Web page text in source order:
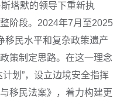
塔默的领导下重新执
阶段。2024年7月至2025
移民水平和复杂政策遗产
策制定思路。在这一理念
划”，设立边境安全指挥
移民法案》，着力构建更